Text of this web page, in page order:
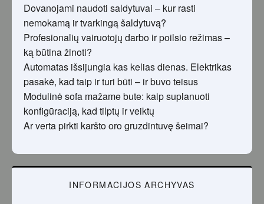
Dovanojami naudoti saldytuvai – kur rasti
nemokamą ir tvarkingą šaldytuvą?
Profesionalių vairuotojų darbo ir poilsio režimas –
ką būtina žinoti?
Automatas išsijungia kas kelias dienas. Elektrikas
pasakė, kad taip ir turi būti – ir buvo teisus
Modulinė sofa mažame bute: kaip suplanuoti
konfigūraciją, kad tilptų ir veiktų
Ar verta pirkti karšto oro gruzdintuvę šeimai?
INFORMACIJOS ARCHYVAS